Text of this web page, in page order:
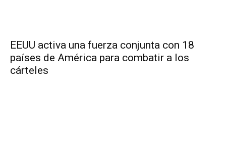
EEUU activa una fuerza conjunta con 18
países de América para combatir a los
cárteles